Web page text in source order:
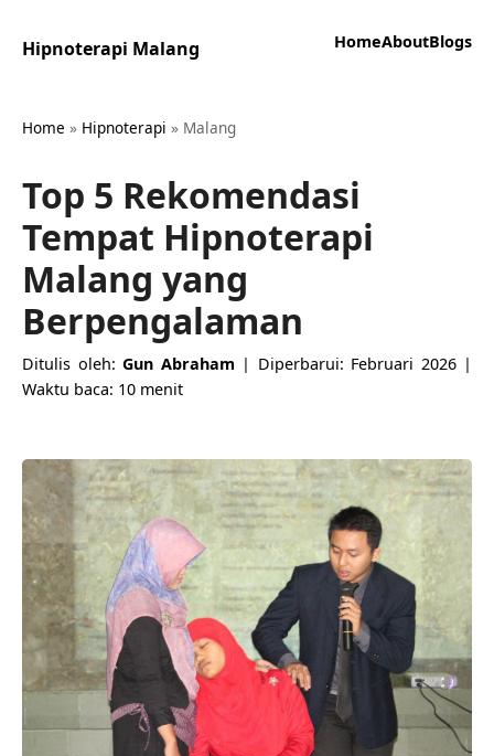
Hipnoterapi Malang HomeAboutBlogs
Home » Hipnoterapi » Malang
Top 5 Rekomendasi
Tempat Hipnoterapi
Malang yang
Berpengalaman
Ditulis oleh: Gun Abraham | Diperbarui: Februari 2026 |
Waktu baca: 10 menit